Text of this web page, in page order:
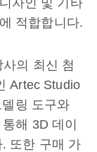
자인 및 기타
적합합니다.
의 최신 첨
Artec Studio
링 도구와
해 3D 데이
또한 구매 가